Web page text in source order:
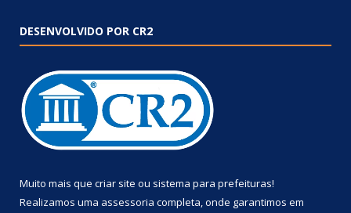
DESENVOLVIDO POR CR2
Muito mais que criar site ou sistema para prefeituras!
Realizamos uma assessoria completa, onde garantimos em